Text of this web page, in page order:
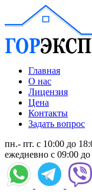
Главная
О нас
Лицензия
Цена
Контакты
Задать вопрос
пн.- пт. с 10:00 до
ежедневно с 09:00